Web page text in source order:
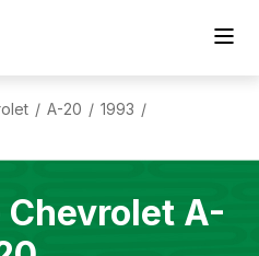
/ A-20 / 1993 /
Chevrolet A-